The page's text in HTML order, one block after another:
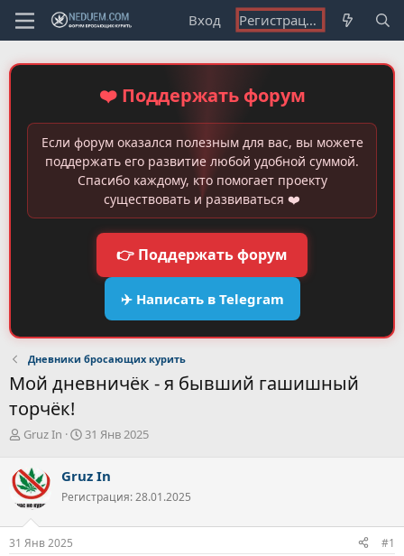
Вход Регистрация
❤️ Поддержать форум
Если форум оказался полезным для вас, вы можете
поддержать его развитие любой удобной суммой.
Спасибо каждому, кто помогает проекту
существовать и развиваться ❤️
👉 Поддержать форум
✈️ Написать в Telegram
Дневники бросающих курить
Мой дневничёк - я бывший гашишный
торчёк!
А
о
р
е
м
Gruz In
Д
а
н
ч
31 Янв 2025
Gruz In
Регистрация: 28.01.2025
31 Янв 2025 #1